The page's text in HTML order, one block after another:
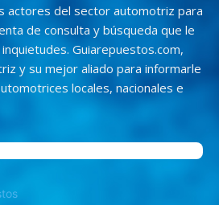
actores del sector automotriz para
de consulta y búsqueda que le
Guiarepuestos.com,
y su mejor aliado para informarle
locales, nacionales e